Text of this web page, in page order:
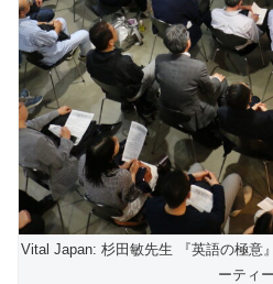
Vital Japan: 杉田敏先生 『英語の極意
ーティー